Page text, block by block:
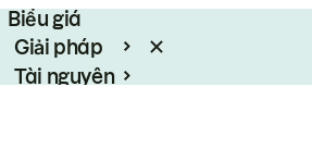
Biểu giá
Giải pháp
Tài nguyên